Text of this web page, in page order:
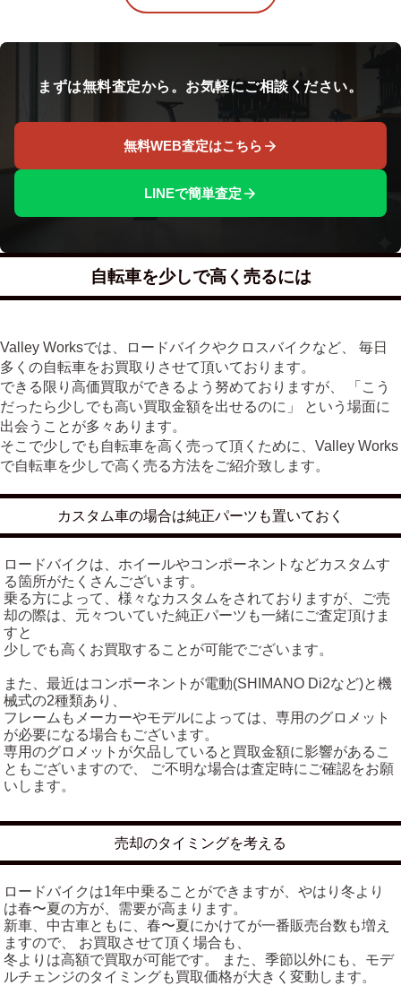
まずは無料査定から。お気軽にご相談ください。
無料WEB査定はこちら
LINEで簡単査定
自転車を少しで高く売るには
Valley Worksでは、ロードバイクやクロスバイクなど、 毎日
多くの自転車をお買取りさせて頂いております。
できる限り高価買取ができるよう努めておりますが、 「こう
だったら少しでも高い買取金額を出せるのに」 という場面に
出会うことが多々あります。
そこで少しでも自転車を高く売って頂くために、Valley Works
で自転車を少しで高く売る方法をご紹介致します。
カスタム車の場合は純正パーツも置いておく
ロードバイクは、ホイールやコンポーネントなどカスタムす
る箇所がたくさんございます。
乗る方によって、様々なカスタムをされておりますが、ご売
却の際は、元々ついていた純正パーツも一緒にご査定頂けま
すと
少しでも高くお買取することが可能でございます。
また、最近はコンポーネントが電動(SHIMANO Di2など)と機
械式の2種類あり、
フレームもメーカーやモデルによっては、専用のグロメット
が必要になる場合もございます。
専用のグロメットが欠品していると買取金額に影響があるこ
ともございますので、 ご不明な場合は査定時にご確認をお願
いします。
売却のタイミングを考える
ロードバイクは1年中乗ることができますが、やはり冬より
は春〜夏の方が、需要が高まります。
新車、中古車ともに、春〜夏にかけてが一番販売台数も増え
ますので、 お買取させて頂く場合も、
冬よりは高額で買取が可能です。 また、季節以外にも、モデ
ルチェンジのタイミングも買取価格が大きく変動します。